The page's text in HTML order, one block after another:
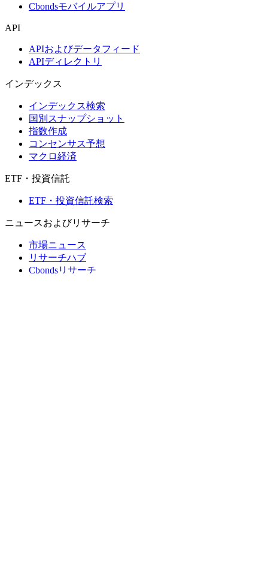
Cbondsモバイルアプリ
API
APIおよびデータフィード
APIディレクトリ
インデックス
インデックス検索
国別スナップショット
指数作成
コンセンサス予想
マクロ経済
ETF・投資信託
ETF・投資信託検索
ニュースおよびリサーチ
市場ニュース
リサーチハブ
Cbondsリサーチ